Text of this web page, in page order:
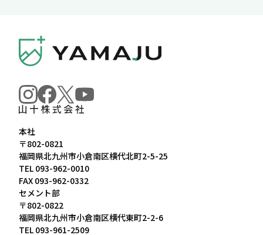
本社
〒802-0821
福岡県北九州市小倉南区横代北町2-5-25
TEL 093-962-0010
FAX 093-962-0332
セメント部
〒802-0822
福岡県北九州市小倉南区横代東町2-2-6
TEL 093-961-2509